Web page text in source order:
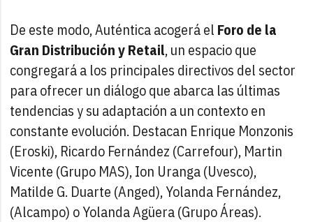
De este modo, Auténtica acogerá el Foro de la
Gran Distribución y Retail, un espacio que
congregará a los principales directivos del sector
para ofrecer un diálogo que abarca las últimas
tendencias y su adaptación a un contexto en
constante evolución. Destacan Enrique Monzonis
(Eroski), Ricardo Fernández (Carrefour), Martin
Vicente (Grupo MAS), Ion Uranga (Uvesco),
Matilde G. Duarte (Anged), Yolanda Fernández,
(Alcampo) o Yolanda Agüera (Grupo Áreas).